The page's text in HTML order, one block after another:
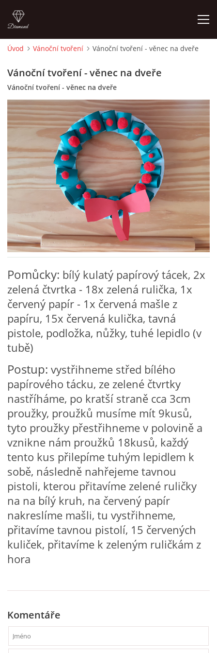
O MĚ
FOTOALBUM
DĚJINY VÝTVARNÉHO UMĚNÍ
NOVINKY ZE ŠKOLSTVÍ 2025
ROČNÍ PLÁN - INSPIRACE /DLE NOVÉHO RVP PV 2025
VZDĚLÁVACÍ BLOK ZÁŘÍ
VZDĚLÁVACÍ BLOK LISTOPAD
VZDĚLÁVACÍ BLOK PROSINEC
VZDĚLÁVACÍ BLOK LEDEN
VZDĚLÁVACÍ BLOK ÚNOR
VZDĚLÁVACÍ BLOK BŘEZEN
VZDĚLÁVACÍ BLOK DUBEN
VÝTVARNÉ TECHNIKY
VÝTVARNÉ POMŮCKY
VÝTVARNÉ AKTIVITY - JARO
VÝTVARNÉ AKTIVITY - LÉTO
VÝTVARNÉ AKTIVITY - PODZIM
Úvod Vánoční tvoření Vánoční tvoření - věnec na dveře
Vánoční tvoření - věnec na dveře
Vánoční tvoření - věnec na dveře
Pomůcky: bílý kulatý papírový tácek, 2x
zelená čtvrtka - 18x zelená rulička, 1x
červený papír - 1x červená mašle z
papíru, 15x červená kulička, tavná
pistole, podložka, nůžky, tuhé lepidlo (v
tubě)
Postup: vystřihneme střed bílého
papírového tácku, ze zelené čtvrtky
nastříháme, po kratší straně cca 3cm
proužky, proužků musíme mít 9kusů,
tyto proužky přestřihneme v polovině a
vznikne nám proužků 18kusů, každý
tento kus přilepíme tuhým lepidlem k
sobě, následně nahřejeme tavnou
pistoli, kterou přitavíme zelené ruličky
na na bílý kruh, na červený papír
nakreslíme mašli, tu vystřihneme,
přitavíme tavnou pistolí, 15 červených
kuliček, přitavíme k zeleným ruličkám z
hora
Komentáře